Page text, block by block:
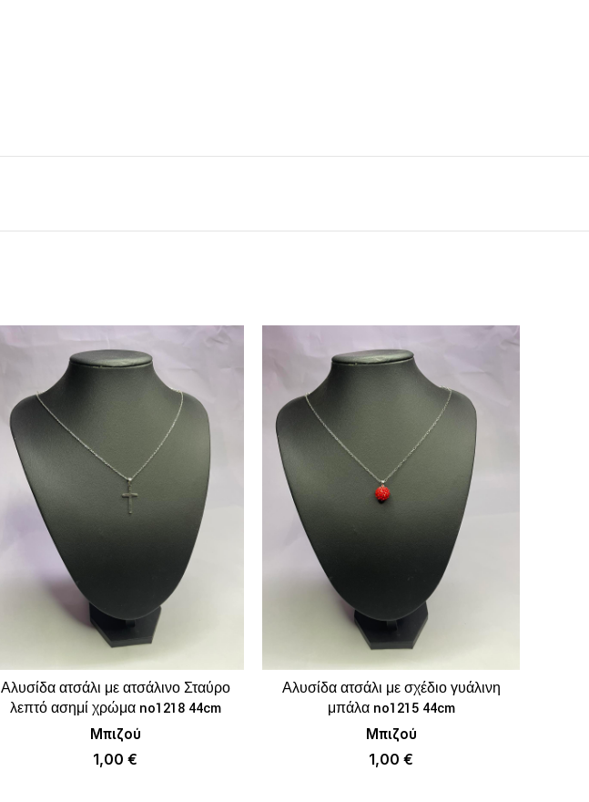
ΠΡΟΣΘΉΚΗ ΣΤΟ ΚΑΛΆΘΙ
Αλυσίδα ατσάλι με ατσάλινο Σταύρο
λεπτό ασημί χρώμα no1218 44cm
Μπιζού
1,00 €
ΠΡΟΣΘΉΚΗ ΣΤΟ ΚΑΛΆΘΙ
Αλυσίδα ατσάλι με σχέδιο γυάλινη
μπάλα no1215 44cm
Μπιζού
1,00 €